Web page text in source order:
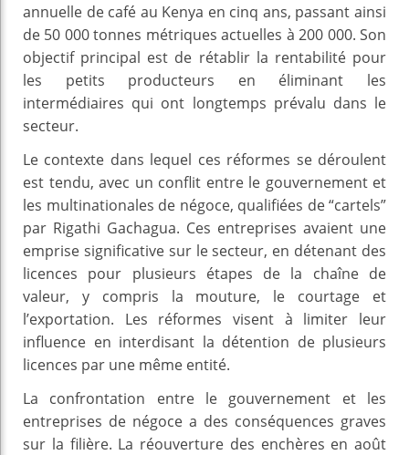
annuelle de café au Kenya en cinq ans, passant ainsi
de 50 000 tonnes métriques actuelles à 200 000. Son
objectif principal est de rétablir la rentabilité pour
les petits producteurs en éliminant les
intermédiaires qui ont longtemps prévalu dans le
secteur.
Le contexte dans lequel ces réformes se déroulent
est tendu, avec un conflit entre le gouvernement et
les multinationales de négoce, qualifiées de “cartels”
par Rigathi Gachagua. Ces entreprises avaient une
emprise significative sur le secteur, en détenant des
licences pour plusieurs étapes de la chaîne de
valeur, y compris la mouture, le courtage et
l’exportation. Les réformes visent à limiter leur
influence en interdisant la détention de plusieurs
licences par une même entité.
La confrontation entre le gouvernement et les
entreprises de négoce a des conséquences graves
sur la filière. La réouverture des enchères en août